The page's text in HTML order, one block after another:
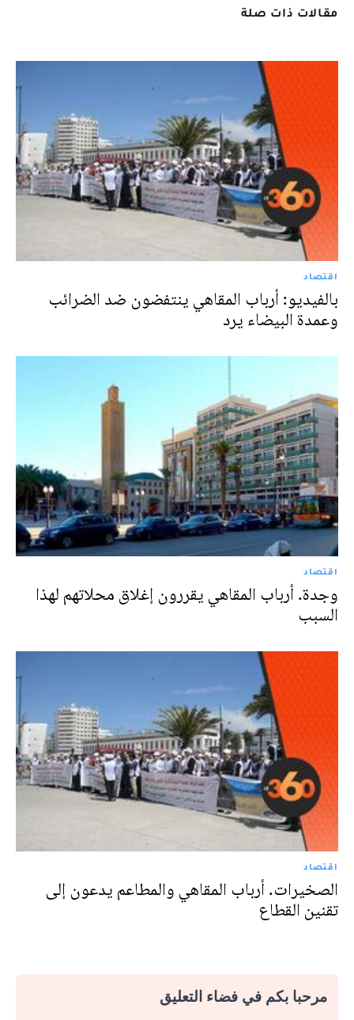
مقالات ذات صلة
اقتصاد
بالفيديو: أرباب المقاهي ينتفضون ضد الضرائب
وعمدة البيضاء يرد
اقتصاد
وجدة. أرباب المقاهي يقررون إغلاق محلاتهم لهذا
السبب
اقتصاد
الصخيرات. أرباب المقاهي والمطاعم يدعون إلى
تقنين القطاع
مرحبا بكم في فضاء التعليق